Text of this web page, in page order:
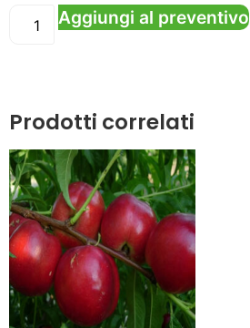
Aggiungi al preventivo
Prodotti correlati